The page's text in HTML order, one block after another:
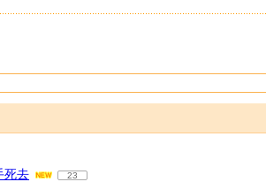
死去 23